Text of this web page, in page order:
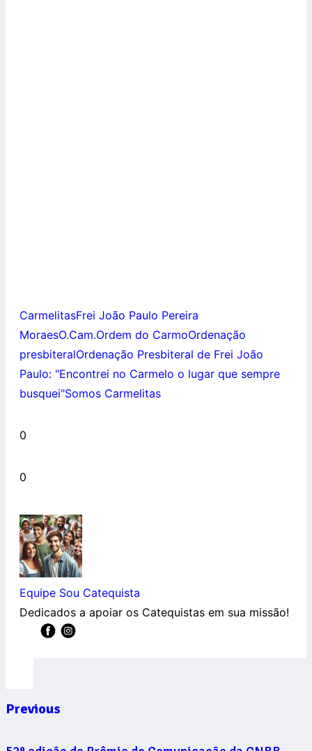
CarmelitasFrei João Paulo Pereira
MoraesO.Cam.Ordem do CarmoOrdenação
presbiteralOrdenação Presbiteral de Frei João
Paulo: "Encontrei no Carmelo o lugar que sempre
busquei"Somos Carmelitas
0
0
Equipe Sou Catequista
Dedicados a apoiar os Catequistas em sua missão!
Previous